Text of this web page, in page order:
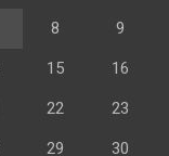
8 9
15 16
22 23
29 30